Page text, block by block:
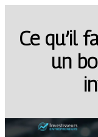
Ce qu’il
un